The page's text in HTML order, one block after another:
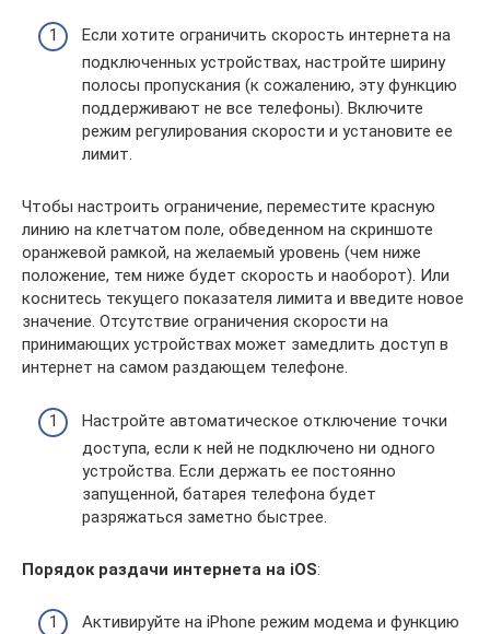
Если хотите ограничить скорость интернета на
подключенных устройствах, настройте ширину
полосы пропускания (к сожалению, эту функцию
поддерживают не все телефоны). Включите
режим регулирования скорости и установите ее
лимит.
Чтобы настроить ограничение, переместите красную
линию на клетчатом поле, обведенном на скриншоте
оранжевой рамкой, на желаемый уровень (чем ниже
положение, тем ниже будет скорость и наоборот). Или
коснитесь текущего показателя лимита и введите новое
значение. Отсутствие ограничения скорости на
принимающих устройствах может замедлить доступ в
интернет на самом раздающем телефоне.
Настройте автоматическое отключение точки
доступа, если к ней не подключено ни одного
устройства. Если держать ее постоянно
запущенной, батарея телефона будет
разряжаться заметно быстрее.
Порядок раздачи интернета на iOS:
Активируйте на iPhone режим модема и функцию